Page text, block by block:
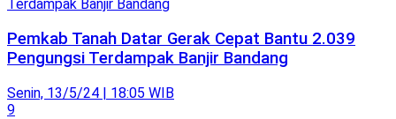
Pemkab Tanah Datar Gerak Cepat Bantu 2.039
Pengungsi Terdampak Banjir Bandang
Senin, 13/5/24 | 18:05 WIB
9